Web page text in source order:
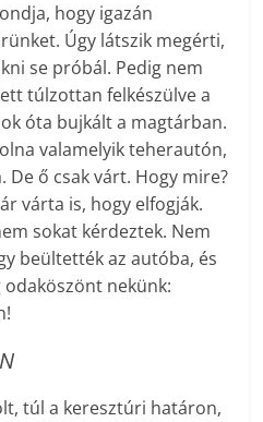
hogy igazán
Úgy látszik megérti,
se próbál. Pedig nem
túlzottan felkészülve a
óta bujkált a magtárban.
valamelyik teherautón,
De ő csak várt. Hogy mire?
várta is, hogy elfogják.
sokat kérdeztek. Nem
beültették az autóba, és
nekünk:
túl a keresztúri határon,